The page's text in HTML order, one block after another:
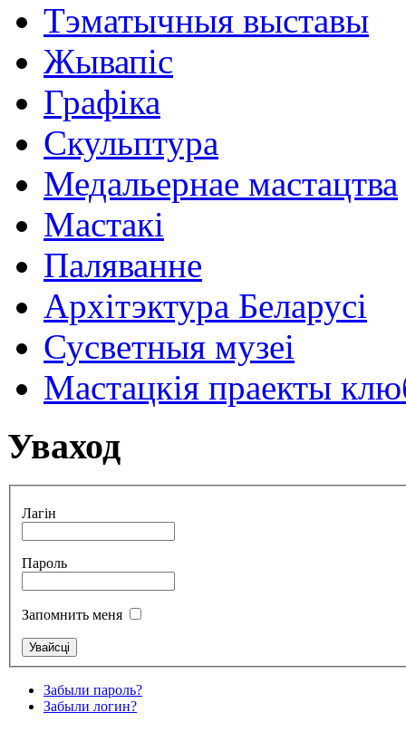
Тэматычныя выставы
Жывапіс
Графіка
Скульптура
Медальернае мастацтва
Мастакі
Паляванне
Архітэктура Беларусі
Сусветныя музеі
Мастацкія праекты
Уваход
Лагін
Пароль
Запомнить меня
Забыли пароль?
Забыли логин?